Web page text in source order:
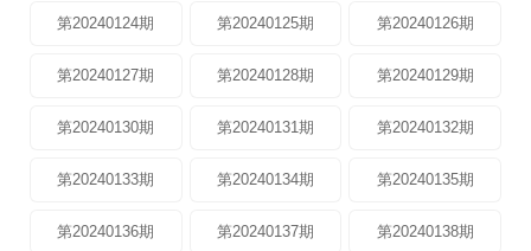
第20240124期 第20240125期 第20240126期
第20240127期 第20240128期 第20240129期
第20240130期 第20240131期 第20240132期
第20240133期 第20240134期 第20240135期
第20240136期 第20240137期 第20240138期